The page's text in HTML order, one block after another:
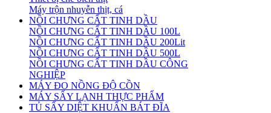
Máy trộn nhuyễn thịt, cá
NỒI CHƯNG CẤT TINH DẦU
NỒI CHƯNG CẤT TINH DẦU 100L
NỒI CHƯNG CẤT TINH DẦU 200Lit
NỒI CHƯNG CẤT TINH DẦU 500L
NỒI CHƯNG CẤT TINH DẦU CÔNG
NGHIỆP
MÁY ĐO NỒNG ĐỘ CỒN
MÁY SẤY LẠNH THỰC PHẨM
TỦ SẤY DIỆT KHUẨN BÁT ĐĨA